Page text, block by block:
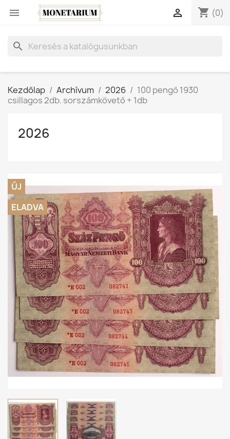
 shopping_cart (0)

search
Kezdőlap Archívum 2026
100 pengő 1930
csillagos 2db. sorszámkövető + 1db
2026
ÚJ
ELADVA